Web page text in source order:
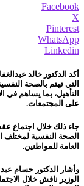
Facebook
X
Pinterest
WhatsApp
Linkedin
أكد الدكتور خالد
التي تهتم بالصحة
التأهيل، بما يساهم في
على المجتمعات.
جاء ذلك خلال اجتماع
الصحة النفسية لمختلف
العامة للمواطنين.
وأشار الدكتور حسام
الوزير ناقش خلال